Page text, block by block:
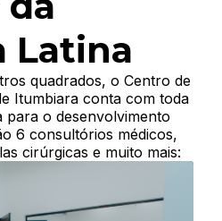
Latina
quadrados, o Centro de
Itumbiara conta com toda
para o desenvolvimento
6 consultórios médicos,
cirúrgicas e muito mais: